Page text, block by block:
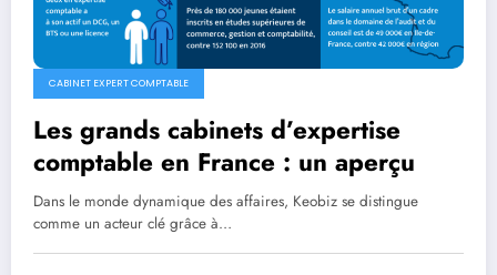
CABINET EXPERT COMPTABLE
Les grands cabinets d’expertise
comptable en France : un aperçu
Dans le monde dynamique des affaires, Keobiz se distingue
comme un acteur clé grâce à…